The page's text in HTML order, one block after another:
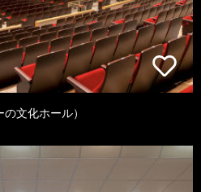
文化ホール）